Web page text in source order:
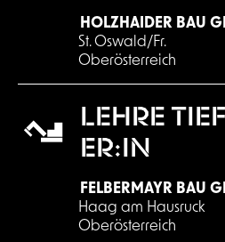
HOLZHAIDER BAU
St. Oswald/Fr.
Oberösterreich
LEHRE
ER:IN
FELBERMAYR BAU
Haag am Hausruck
Oberösterreich